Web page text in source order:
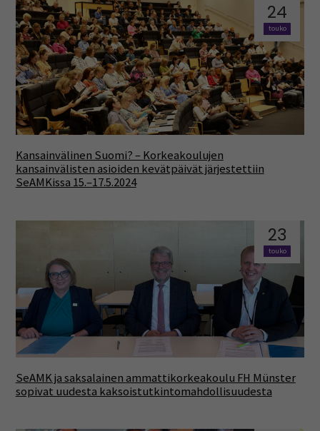
24
touko
Kansainvälinen Suomi? – Korkeakoulujen
kansainvälisten asioiden kevätpäivät järjestettiin
SeAMKissa 15.–17.5.2024
23
touko
SeAMK ja saksalainen ammattikorkeakoulu FH Münster
sopivat uudesta kaksoistutkintomahdollisuudesta